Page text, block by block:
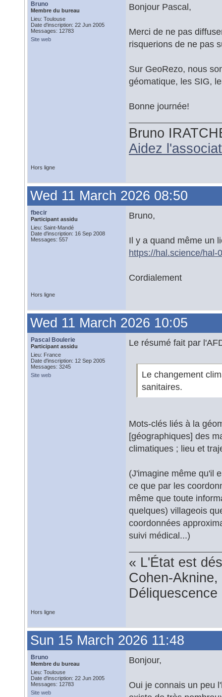
Bruno
Membre du bureau
Lieu: Toulouse
Date d'inscription: 22 Jun 2005
Messages: 12783
Site web
Bonjour Pascal,
Merci de ne pas
risquerions de ne pas
Sur GeoRezo, nous
géomatique, les SIG,
Bonne journée!
Bruno
Aidez
Hors ligne
Wed 11 March 2026 08:50
fbecir
Participant assidu
Lieu: Saint-Mandé
Date d'inscription: 16 Sep 2008
Messages: 557
Bruno,
Il y a quand même un
https://hal.science/hal-
Cordialement
Hors ligne
Wed 11 March 2026 10:05
Pascal Boulerie
Participant assidu
Lieu: France
Date d'inscription: 12 Sep 2005
Messages: 3245
Site web
Le résumé fait par
Le changement
sanitaires.
Mots-clés liés à la
[géographiques] des
climatiques ; lieu et
(J'imagine même qu'il
ce que par les
même que toute
quelques) villageois
coordonnées
suivi médical...)
« L'État est
Cohen-
Hors ligne
Sun 15 March 2026 11:48
Bruno
Membre du bureau
Lieu: Toulouse
Date d'inscription: 22 Jun 2005
Messages: 12783
Site web
Bonjour,
Oui je connais un peu